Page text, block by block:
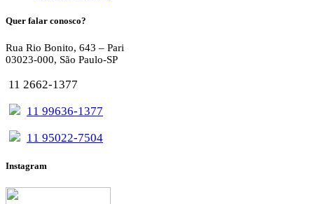
Quer falar conosco?
Rua Rio Bonito, 643 – Pari
03023-000, São Paulo-SP
11 2662-1377
11 99636-1377
11 95022-7504
Instagram